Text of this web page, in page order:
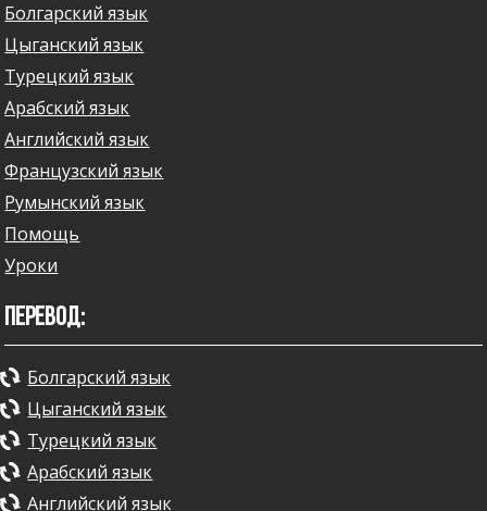
Болгарский язык
Цыганский язык
Турецкий язык
Арабский язык
Английский язык
Французский язык
Румынский язык
Помощь
Уроки
ПЕРЕВОД:
Болгарский язык
Цыганский язык
Турецкий язык
Арабский язык
Английский язык